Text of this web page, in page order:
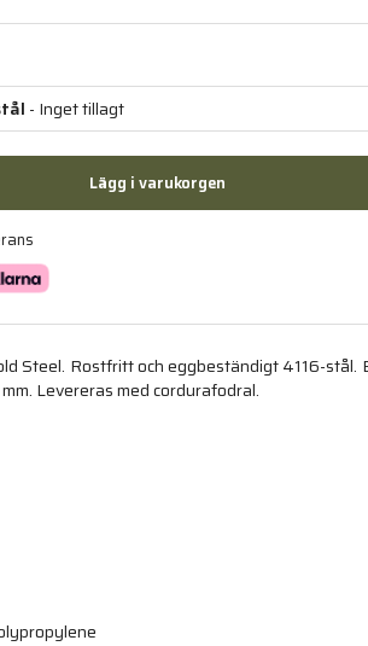
- Inget tillagt
Lägg i varukorgen
Steel. Rostfritt och eggbeständigt 4116-stål.
Levereras med cordurafodral.